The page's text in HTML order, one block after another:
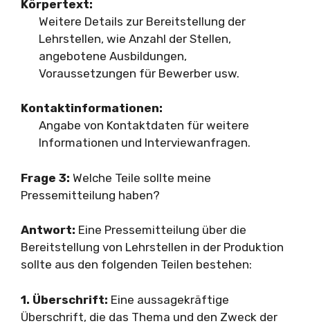
Körpertext:
Weitere Details zur Bereitstellung der
Lehrstellen, wie Anzahl der Stellen,
angebotene Ausbildungen,
Voraussetzungen für Bewerber usw.
Kontaktinformationen:
Angabe von Kontaktdaten für weitere
Informationen und Interviewanfragen.
Frage 3: Welche Teile sollte meine
Pressemitteilung haben?
Antwort: Eine Pressemitteilung über die
Bereitstellung von Lehrstellen in der Produktion
sollte aus den folgenden Teilen bestehen:
1. Überschrift: Eine aussagekräftige
Überschrift, die das Thema und den Zweck der